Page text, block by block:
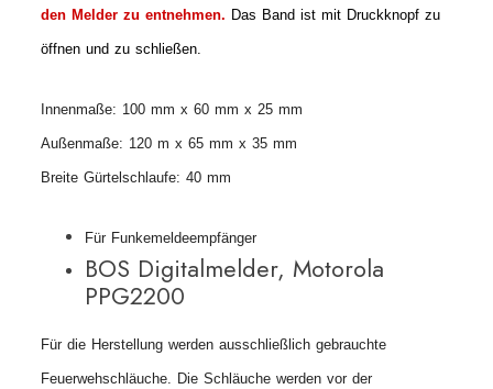
den Melder zu entnehmen. Das Bandist mit Druckknopf zu
öffnen und zu schließen.
Innenmaße: 100 mm x 60 mm x 25 mm
Außenmaße: 120 m x 65 mm x 35 mm
Breite Gürtelschlaufe: 40 mm
Für Funkemeldeempfänger
BOS Digitalmelder, Motorola
PPG2200
Für die Herstellung werden ausschließlich gebrauchte
Feuerwehschläuche. Die Schläuche werden vor der